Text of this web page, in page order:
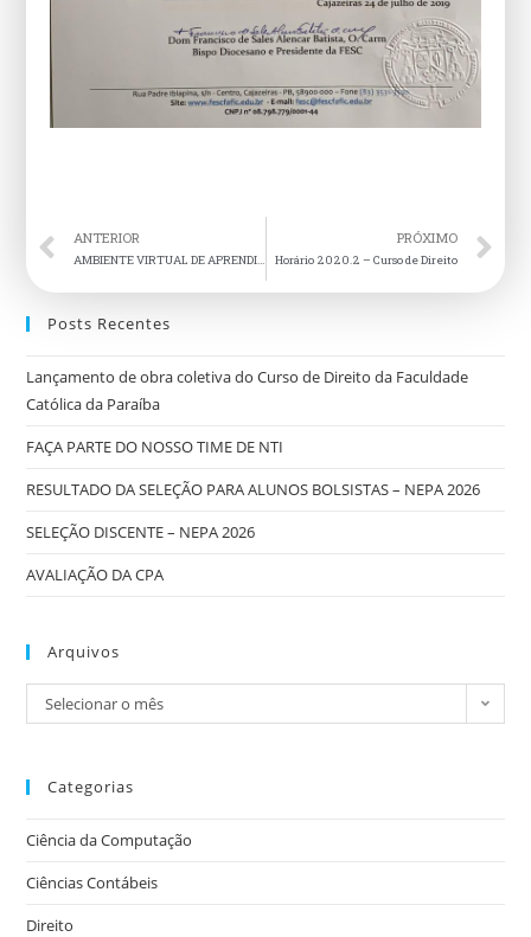
ANTERIOR
AMBIENTE VIRTUAL DE APRENDIZAGEM DA FAFIC
PRÓXIMO
Horário 2020.2 – Curso de Direito
Posts Recentes
Lançamento de obra coletiva do Curso de Direito da Faculdade
Católica da Paraíba
FAÇA PARTE DO NOSSO TIME DE NTI
RESULTADO DA SELEÇÃO PARA ALUNOS BOLSISTAS – NEPA 2026
SELEÇÃO DISCENTE – NEPA 2026
AVALIAÇÃO DA CPA
Arquivos
Selecionar o mês
Categorias
Ciência da Computação
Ciências Contábeis
Direito